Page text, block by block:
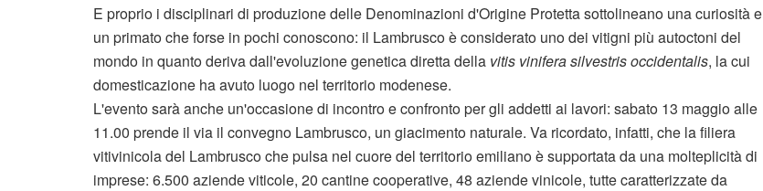
E proprio i disciplinari di produzione delle Denominazioni d'Origine Protetta sottolineano una curiosità e
un primato che forse in pochi conoscono: il Lambrusco è considerato uno dei vitigni più autoctoni del
mondo in quanto deriva dall'evoluzione genetica diretta della vitis vinifera silvestris occidentalis, la cui
domesticazione ha avuto luogo nel territorio modenese.
L'evento sarà anche un'occasione di incontro e confronto per gli addetti ai lavori: sabato 13 maggio alle
11.00 prende il via il convegno Lambrusco, un giacimento naturale. Va ricordato, infatti, che la filiera
vitivinicola del Lambrusco che pulsa nel cuore del territorio emiliano è supportata da una molteplicità di
imprese: 6.500 aziende viticole, 20 cantine cooperative, 48 aziende vinicole, tutte caratterizzate da